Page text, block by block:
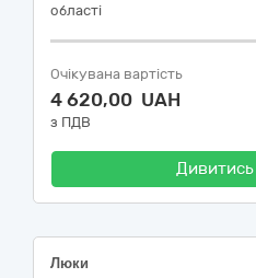
області
Очікувана вартість
4 620,00 UAH
з ПДВ
Дивитись
Люки